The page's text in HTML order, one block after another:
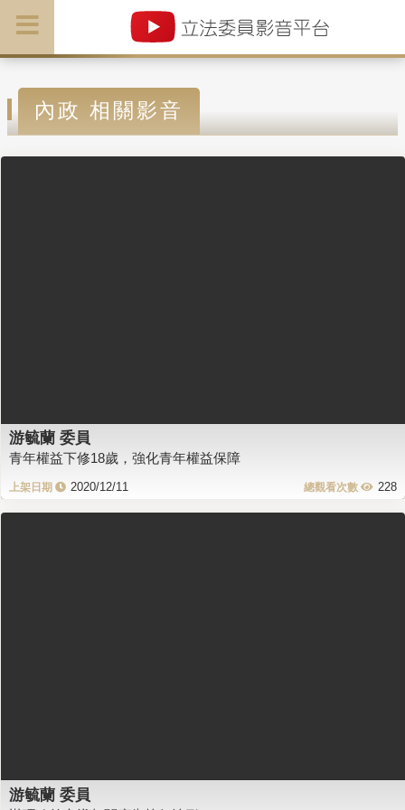
內政 相關影音
游毓蘭 委員
青年權益下修18歲，強化青年權益保障
2020/12/11 228
游毓蘭 委員